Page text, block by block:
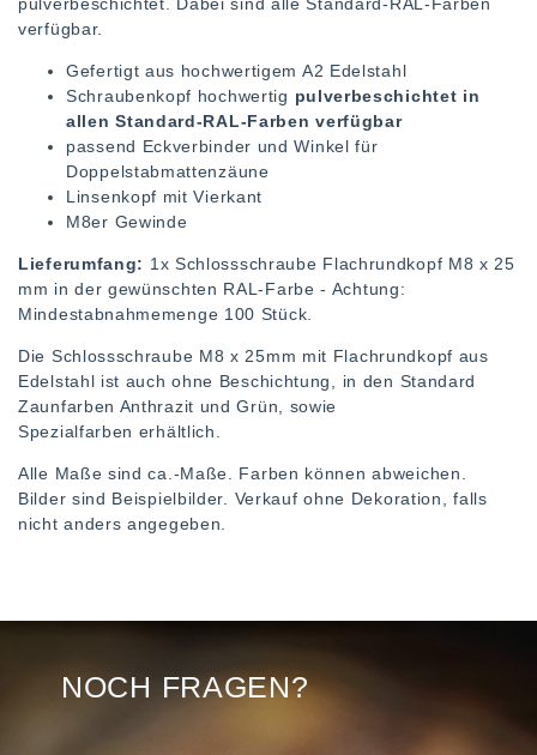
verfügbar.
Gefertigt aus hochwertigem A2 Edelstahl
Schraubenkopf hochwertig pulverbeschichtet in
allen Standard-RAL-Farben verfügbar
passend Eckverbinder und Winkel für
Doppelstabmattenzäune
Linsenkopf mit Vierkant
M8er Gewinde
Lieferumfang: 1x Schlossschraube Flachrundkopf M8 x 25
mm in der gewünschten RAL-Farbe - Achtung:
Mindestabnahmemenge 100 Stück.
Die Schlossschraube M8 x 25mm mit Flachrundkopf aus
Edelstahl ist auch ohne Beschichtung, in den Standard
Zaunfarben Anthrazit und Grün, sowie
Spezialfarben erhältlich.
Alle Maße sind ca.-Maße. Farben können abweichen.
Bilder sind Beispielbilder. Verkauf ohne Dekoration, falls
nicht anders angegeben.
NOCH FRAGEN?